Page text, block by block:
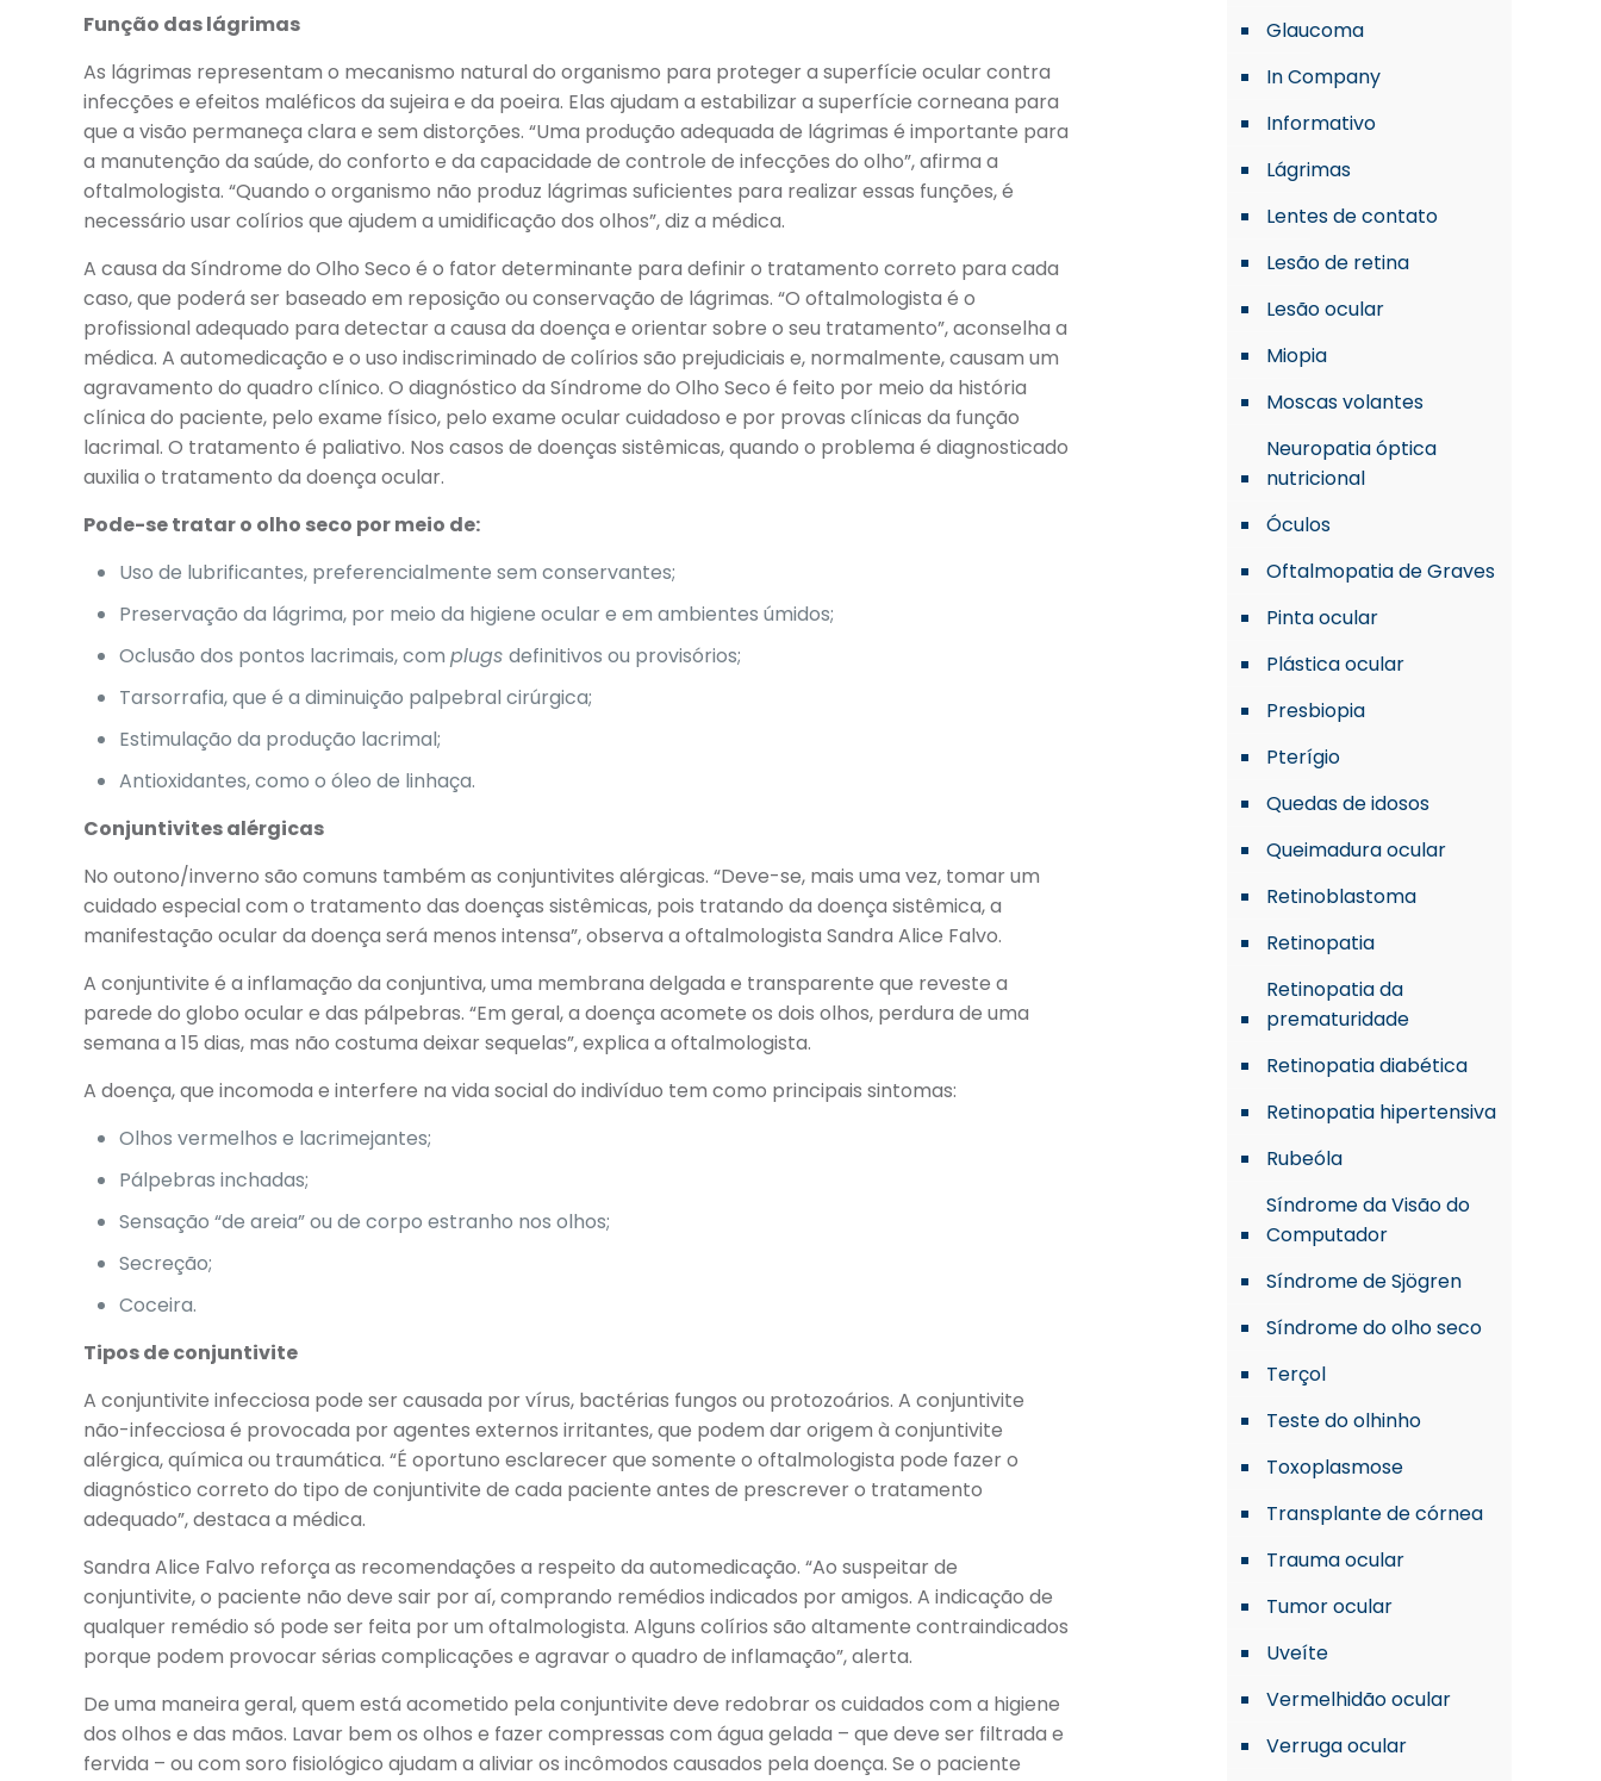
Função das lágrimas
As lágrimas representam o mecanismo natural do organismo para proteger a superfície ocular contra
infecções e efeitos maléficos da sujeira e da poeira. Elas ajudam a estabilizar a superfície corneana para
que a visão permaneça clara e sem distorções. “Uma produção adequada de lágrimas é importante para
a manutenção da saúde, do conforto e da capacidade de controle de infecções do olho”, afirma a
oftalmologista. “Quando o organismo não produz lágrimas suficientes para realizar essas funções, é
necessário usar colírios que ajudem a umidificação dos olhos”, diz a médica.
A causa da Síndrome do Olho Seco é o fator determinante para definir o tratamento correto para cada
caso, que poderá ser baseado em reposição ou conservação de lágrimas. “O oftalmologista é o
profissional adequado para detectar a causa da doença e orientar sobre o seu tratamento”, aconselha a
médica. A automedicação e o uso indiscriminado de colírios são prejudiciais e, normalmente, causam um
agravamento do quadro clínico. O diagnóstico da Síndrome do Olho Seco é feito por meio da história
clínica do paciente, pelo exame físico, pelo exame ocular cuidadoso e por provas clínicas da função
lacrimal. O tratamento é paliativo. Nos casos de doenças sistêmicas, quando o problema é diagnosticado
auxilia o tratamento da doença ocular.
Pode-se tratar o olho seco por meio de:
Uso de lubrificantes, preferencialmente sem conservantes;
Preservação da lágrima, por meio da higiene ocular e em ambientes úmidos;
Oclusão dos pontos lacrimais, complugsdefinitivos ou provisórios;
Tarsorrafia, que é a diminuição palpebral cirúrgica;
Estimulação da produção lacrimal;
Antioxidantes, como o óleo de linhaça.
Conjuntivites alérgicas
No outono/inverno são comuns também as conjuntivites alérgicas. “Deve-se, mais uma vez, tomar um
cuidado especial com o tratamento das doenças sistêmicas, pois tratando da doença sistêmica, a
manifestação ocular da doença será menos intensa”, observa a oftalmologista Sandra Alice Falvo.
A conjuntivite é a inflamação da conjuntiva, uma membrana delgada e transparente que reveste a
parede do globo ocular e das pálpebras. “Em geral, a doença acomete os dois olhos, perdura de uma
semana a 15 dias, mas não costuma deixar sequelas”, explica a oftalmologista.
A doença, que incomoda e interfere na vida social do indivíduo tem como principais sintomas:
Olhos vermelhos e lacrimejantes;
Pálpebras inchadas;
Sensação “de areia” ou de corpo estranho nos olhos;
Secreção;
Coceira.
Tipos de conjuntivite
A conjuntivite infecciosa pode ser causada por vírus, bactérias fungos ou protozoários. A conjuntivite
não-infecciosa é provocada por agentes externos irritantes, que podem dar origem à conjuntivite
alérgica, química ou traumática. “É oportuno esclarecer que somente o oftalmologista pode fazer o
diagnóstico correto do tipo de conjuntivite de cada paciente antes de prescrever o tratamento
adequado”, destaca a médica.
Sandra Alice Falvo reforça as recomendações a respeito da automedicação. “Ao suspeitar de
conjuntivite, o paciente não deve sair por aí, comprando remédios indicados por amigos. A indicação de
qualquer remédio só pode ser feita por um oftalmologista. Alguns colírios são altamente contraindicados
porque podem provocar sérias complicações e agravar o quadro de inflamação”, alerta.
De uma maneira geral, quem está acometido pela conjuntivite deve redobrar os cuidados com a higiene
dos olhos e das mãos. Lavar bem os olhos e fazer compressas com água gelada – que deve ser filtrada e
fervida – ou com soro fisiológico ajudam a aliviar os incômodos causados pela doença. Se o paciente
Glaucoma
In Company
Informativo
Lágrimas
Lentes de contato
Lesão de retina
Lesão ocular
Miopia
Moscas volantes
Neuropatia óptica
nutricional
Óculos
Oftalmopatia de Graves
Pinta ocular
Plástica ocular
Presbiopia
Pterígio
Quedas de idosos
Queimadura ocular
Retinoblastoma
Retinopatia
Retinopatia da
prematuridade
Retinopatia diabética
Retinopatia hipertensiva
Rubeóla
Síndrome da Visão do
Computador
Síndrome de Sjögren
Síndrome do olho seco
Terçol
Teste do olhinho
Toxoplasmose
Transplante de córnea
Trauma ocular
Tumor ocular
Uveíte
Vermelhidão ocular
Verruga ocular